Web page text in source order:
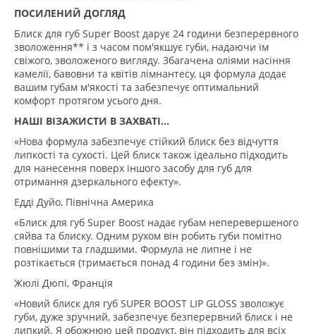
ПОСИЛЕНИЙ ДОГЛЯД
Блиск для губ Super Boost дарує 24 години безперервного
зволоження** і з часом пом'якшує губи, надаючи їм
свіжого, зволоженого вигляду. Збагачена оліями насіння
камелії, бавовни та квітів лімнантесу, ця формула додає
вашим губам м'якості та забезпечує оптимальний
комфорт протягом усього дня.
НАШІ ВІЗАЖИСТИ В ЗАХВАТІ...
«Нова формула забезпечує стійкий блиск без відчуття
липкості та сухості. Цей блиск також ідеально підходить
для нанесення поверх іншого засобу для губ для
отримання дзеркального ефекту».
Едді Дуйо, Північна Америка
«Блиск для губ Super Boost надає губам неперевершеного
сяйва та блиску. Одним рухом він робить губи помітно
повнішими та гладшими. Формула не липне і не
розтікається (тримається понад 4 години без змін)».
Жюлі Дюпі, Франція
«Новий блиск для губ SUPER BOOST LIP GLOSS зволожує
губи, дуже зручний, забезпечує безперервний блиск і не
липкий. Я обожнюю цей продукт, він підходить для всіх